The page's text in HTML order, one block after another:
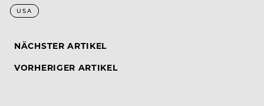
USA
NÄCHSTER ARTIKEL
VORHERIGER ARTIKEL